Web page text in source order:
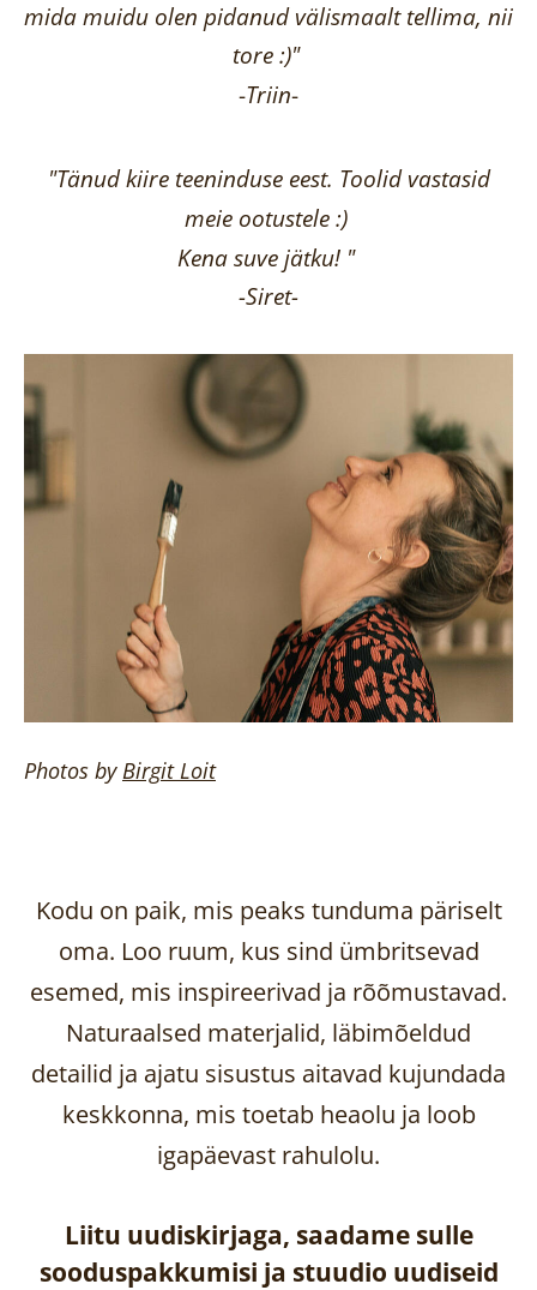
mida muidu olen pidanud välismaalt tellima, nii
tore :)"
-Triin-
"Tänud kiire teeninduse eest. Toolid vastasid
meie ootustele :)
Kena suve jätku! "
-Siret-
Photos byBirgitLoit
Kodu on paik, mis peaks tunduma päriselt
oma. Loo ruum, kus sind ümbritsevad
esemed, mis inspireerivad ja rõõmustavad.
Naturaalsed materjalid, läbimõeldud
detailid ja ajatu sisustus aitavad kujundada
keskkonna, mis toetab heaolu ja loob
igapäevast rahulolu.
Liitu uudiskirjaga, saadame sulle
sooduspakkumisi ja stuudio uudiseid